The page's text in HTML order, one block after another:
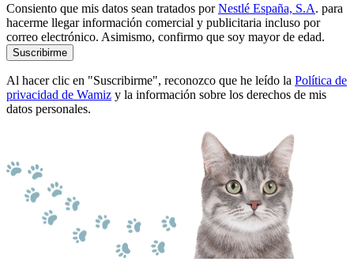
Consiento que mis datos sean tratados porNestlé España, S.A. para
hacerme llegar información comercial y publicitaria incluso por
correo electrónico. Asimismo, confirmo que soy mayor de edad.
Suscribirme
Al hacer clic en "Suscribirme", reconozco que he leído la Política de
privacidad de Wamiz y la información sobre los derechos de mis
datos personales.